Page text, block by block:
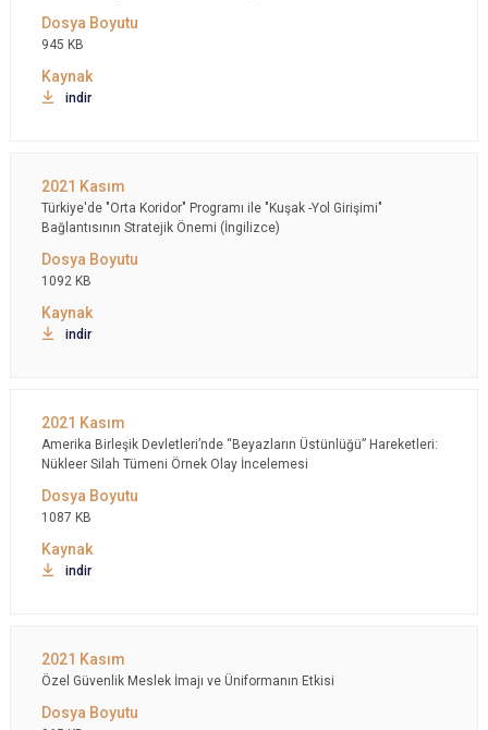
945 KB
indir
Türkiye'de "Orta Koridor" Programı ile "Kuşak -Yol Girişimi"
Bağlantısının Stratejik Önemi (İngilizce)
1092 KB
indir
Amerika Birleşik Devletleri’nde “Beyazların Üstünlüğü” Hareketleri:
Nükleer Silah Tümeni Örnek Olay İncelemesi
1087 KB
indir
Özel Güvenlik Meslek İmajı ve Üniformanın Etkisi